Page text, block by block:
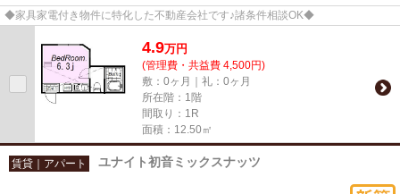
◆家具家電付き物件に特化した不動産会社です♪諸条件相談OK◆
4.9万円
(管理費・共益費 4,500円)
敷：0ヶ月｜礼：0ヶ月
所在階：1階
間取り：1R
面積：12.50㎡
賃貸｜アパート ユナイト初音ミックスナッツ